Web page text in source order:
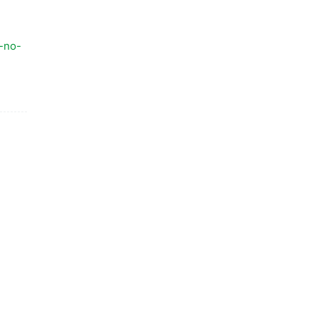
no-